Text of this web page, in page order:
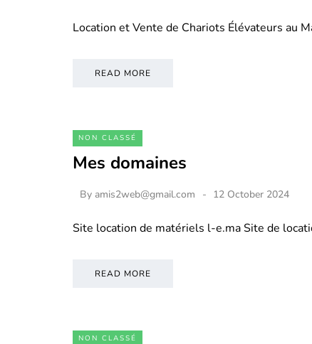
Location et Vente de Chariots Élévateurs au
READ MORE
NON CLASSÉ
Mes domaines
By amis2web@gmail.com 12 October 2024
Site location de matériels l-e.ma Site de
READ MORE
NON CLASSÉ